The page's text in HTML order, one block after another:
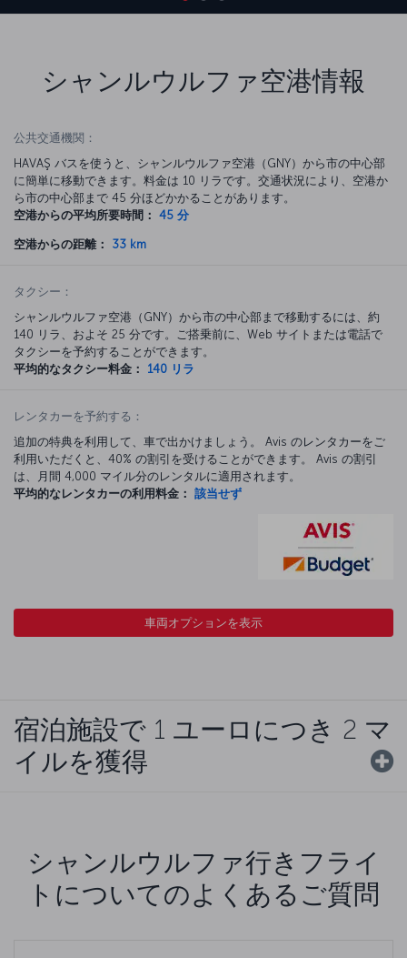
シャンルウルファ空港情報
公共交通機関：
HAVAŞ バスを使うと、シャンルウルファ空港（GNY）から市の中心部
に簡単に移動できます。料金は 10 リラです。交通状況により、空港か
ら市の中心部まで 45 分ほどかかることがあります。
空港からの平均所要時間： 45 分
空港からの距離： 33 km
タクシー：
シャンルウルファ空港（GNY）から市の中心部まで移動するには、約
140 リラ、およそ 25 分です。ご搭乗前に、Web サイトまたは電話で
タクシーを予約することができます。
平均的なタクシー料金：
140 リラ
レンタカーを予約する：
追加の特典を利用して、車で出かけましょう。 Avis のレンタカーをご
利用いただくと、40% の割引を受けることができます。 Avis の割引
は、月間 4,000 マイル分のレンタルに適用されます。
平均的なレンタカーの利用料金： 該当せず
車両オプションを表示
宿泊施設で 1 ユーロにつき 2 マ
イルを獲得
シャンルウルファ行きフライ
トについてのよくあるご質問